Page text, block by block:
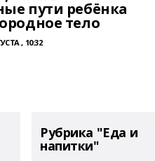
пути ребёнка
тело
, 10:32
Рубрика "Еда и
напитки"